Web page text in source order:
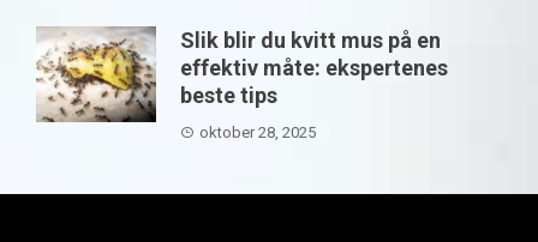
Slik blir du kvitt mus på en
effektiv måte: ekspertenes
beste tips
oktober 28, 2025